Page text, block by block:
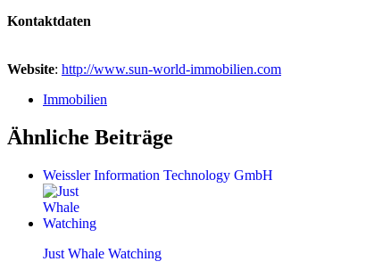
Kontaktdaten
Website: http://www.sun-world-immobilien.com
Immobilien
Ähnliche Beiträge
Weissler Information Technology GmbH
Just Whale Watching